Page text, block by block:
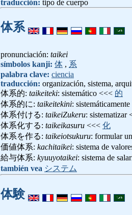
traducción: tipo de cuerpo
体系
pronunciación: taikei
símbolos kanji: 体 , 系
palabra clave: ciencia
traducción: organización, sistema,
体系的: taikeiteki: sistemático <<< 的
体系的に: taikeitekini: sistemáticamente
体系付ける: taikeiZukeru: sistematizar
体系化する: taikeikasuru <<< 化
体系を作る: taikeiotsukuru: formular
価値体系: kachitaikei: sistema de
給与体系: kyuuyotaikei: sistema de
también vea システム
体験